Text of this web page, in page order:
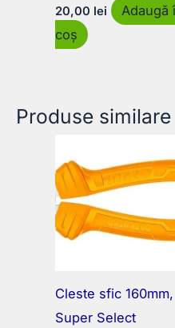
20,00 lei
Adaugă
coș
Produse similare
Cleste sfic 160mm,
Super Select